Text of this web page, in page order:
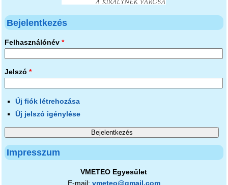
Bejelentkezés
Felhasználónév *
Jelszó *
Új fiók létrehozása
Új jelszó igénylése
Impresszum
VMETEO Egyesület
E-mail: vmeteo@gmail.com